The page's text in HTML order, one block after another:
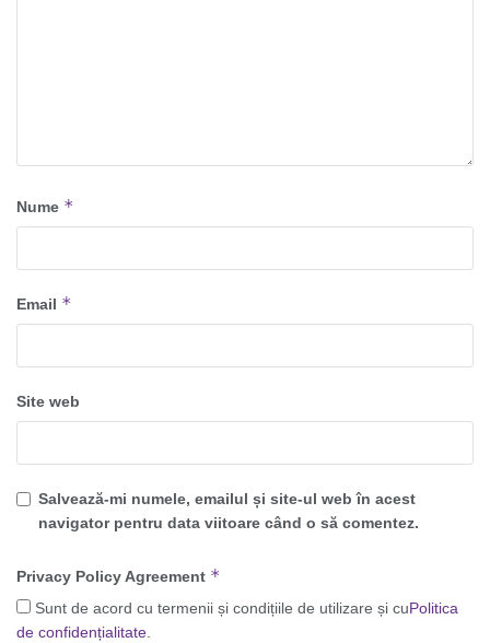
Nume *
Email *
Site web
Salvează-mi numele, emailul și site-ul web în acest
navigator pentru data viitoare când o să comentez.
Privacy Policy Agreement *
Sunt de acord cu termenii și condițiile de utilizare și cuPolitica
de confidențialitate.